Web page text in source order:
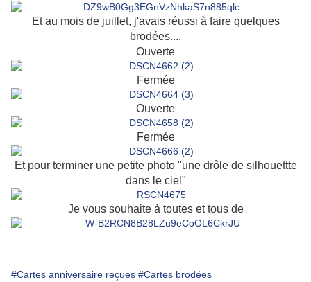
Et au mois de juillet, j'avais réussi à faire quelques
brodées....
Ouverte
Fermée
Ouverte
Fermée
Et pour terminer une petite photo "une drôle de silhouettte
dans le ciel"
Je vous souhaite à toutes et tous de
#Cartes anniversaire reçues #Cartes brodées